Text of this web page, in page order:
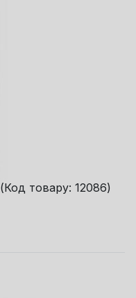
(Код товару: 12086)